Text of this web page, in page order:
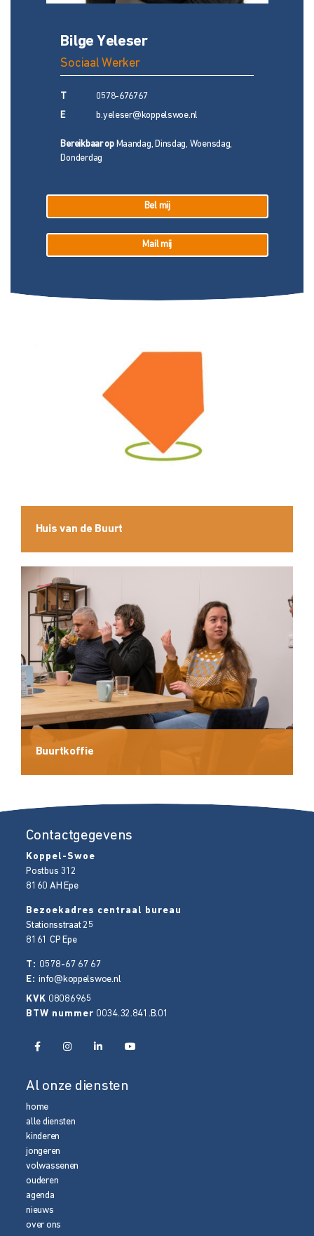
Bilge Yeleser
Sociaal Werker
0578-676767
E b.yeleser@koppelswoe.nl
Bereikbaar opMaandag, Dinsdag, Woensdag,
Donderdag
Bel mij
Mail mij
Huis van de Buurt
Buurtkoffie
Contactgegevens
Koppel-Swoe
Postbus 312
8160 AH Epe
Bezoekadres centraal bureau
Stationsstraat 25
8161 CP Epe
T: 0578-67 67 67
E:info@koppelswoe.nl
KVK 08086965
BTW nummer 0034.32.841.B.01
Al onze diensten
home
alle diensten
kinderen
jongeren
volwassenen
ouderen
agenda
nieuws
over ons